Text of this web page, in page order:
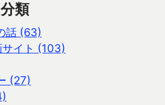
類
話 (63)
イト (103)
(27)